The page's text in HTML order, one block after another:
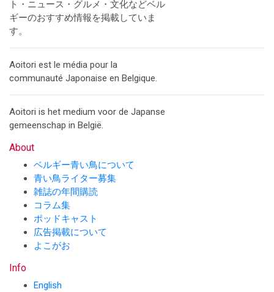
ト・ニュース・グルメ・文化などベル
ギーのおすすめ情報を掲載していま
す。
Aoitori est le média pour la
communauté Japonaise en Belgique.
Aoitori is het medium voor de Japanse
gemeenschap in België.
About
ベルギー青い鳥について
青い鳥ライター募集
雑誌の年間購読
コラム集
ポッドキャスト
広告掲載について
よこがお
Info
English